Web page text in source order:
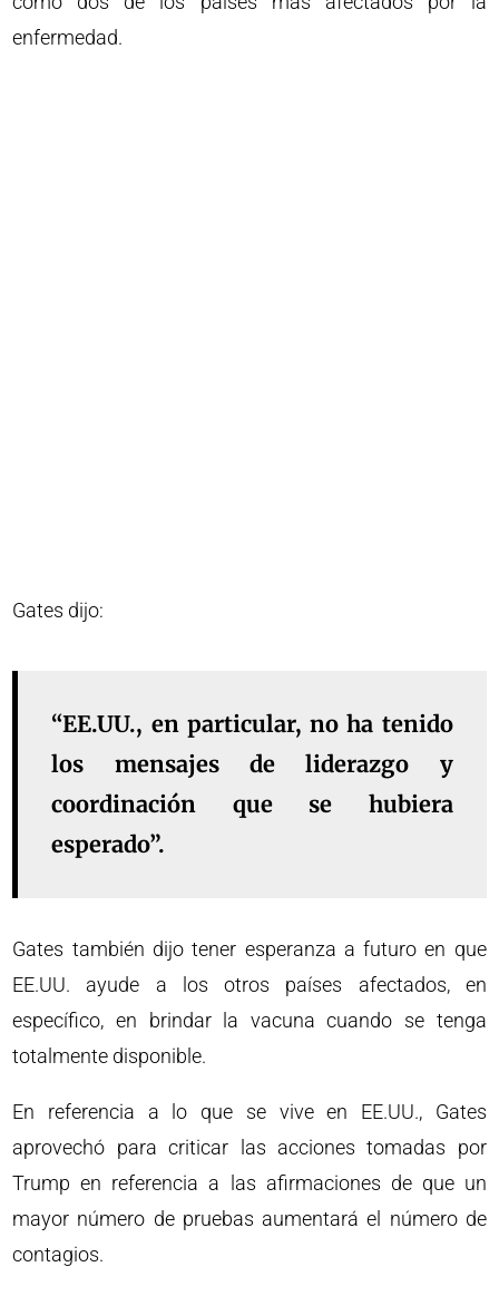
enfermedad.
Gates dijo:
“EE.UU., en particular, no ha tenido
los mensajes de liderazgo y
coordinación que se hubiera
esperado”.
Gates también dijo tener esperanza a futuro en que
EE.UU. ayude a los otros países afectados, en
específico, en brindar la vacuna cuando se tenga
totalmente disponible.
En referencia a lo que se vive en EE.UU., Gates
aprovechó para criticar las acciones tomadas por
Trump en referencia a las afirmaciones de que un
mayor número de pruebas aumentará el número de
contagios.